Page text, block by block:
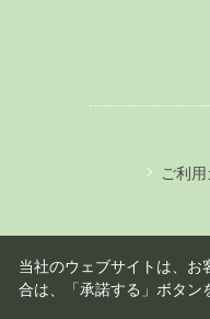
ご利
当社のウェブサイトは、
合は、「承諾する」ボタン